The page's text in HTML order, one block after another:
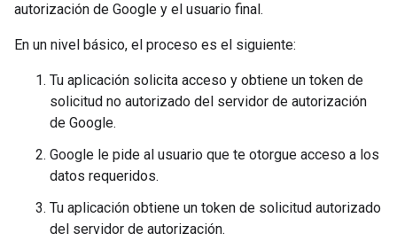
autorización de Google y el usuario final.
En un nivel básico, el proceso es el siguiente:
Tu aplicación solicita acceso y obtiene un token de
solicitud no autorizado del servidor de autorización
de Google.
Google le pide al usuario que te otorgue acceso a los
datos requeridos.
Tu aplicación obtiene un token de solicitud autorizado
del servidor de autorización.